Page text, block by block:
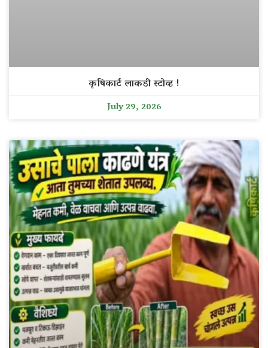
कृषिकार्ट लाकडी स्टोव्ह !
July 29, 2026